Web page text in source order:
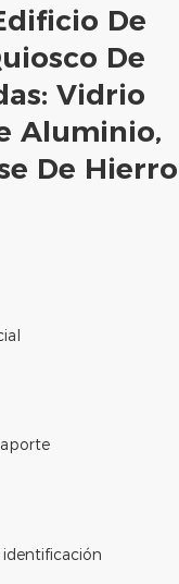
De
De
Vidrio
Aluminio,
De Hierro